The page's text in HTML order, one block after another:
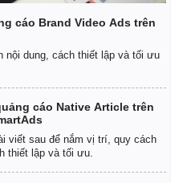
cáo Brand Video Ads trên
dung, cách thiết lập và tối ưu
cáo Native Article trên
viết sau để nắm vị trí, quy cách
thiết lập và tối ưu.